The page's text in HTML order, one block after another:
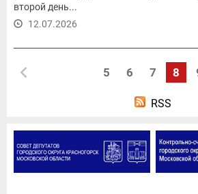
второй день...
12.07.2026
5 6 7 8
RSS